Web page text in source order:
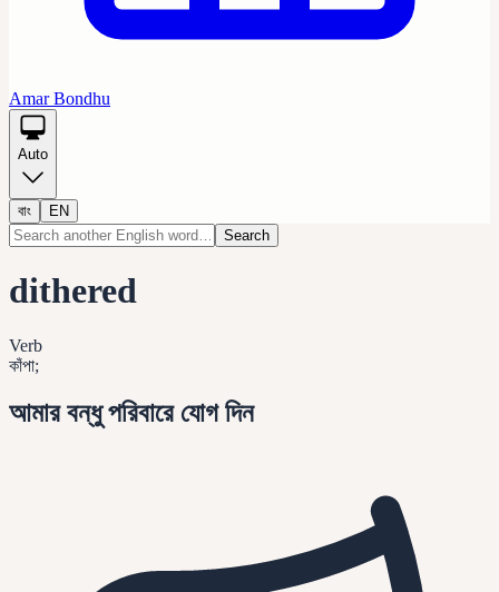
Amar Bondhu
Auto
বাং
EN
Search
dithered
Verb
কাঁপা;
আমার বন্ধু পরিবারে যোগ দিন